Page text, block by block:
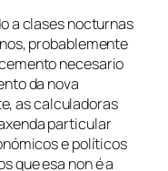
a clases nocturnas
probablemente
necesario
da nova
as calculadoras
particular
e políticos
que esa non é a